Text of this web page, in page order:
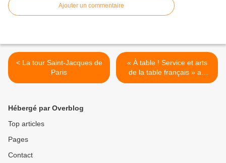
Ajouter un commentaire
< La tour Saint-Jacques de
Paris
« À table ! Service et arts
de la table français » au
château de la Grange à
Hébergé par Overblog
Top articles
Pages
Contact